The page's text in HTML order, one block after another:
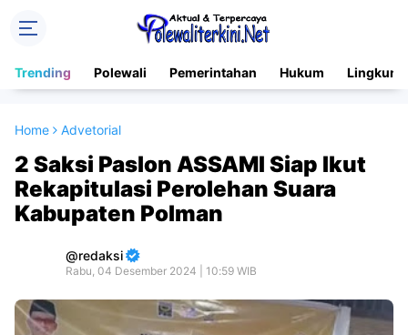
Trending Polewali Pemerintahan Hukum
Home Advetorial
2 Saksi Paslon ASSAMI Siap Ikut
Rekapitulasi Perolehan Suara
Kabupaten Polman
redaksi
Rabu, 04 Desember 2024 | 10:59 WIB